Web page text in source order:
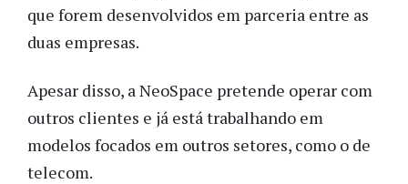
que forem desenvolvidos em parceria entre as
duas empresas.
Apesar disso, a NeoSpace pretende operar com
outros clientes e já está trabalhando em
modelos focados em outros setores, como o de
telecom.